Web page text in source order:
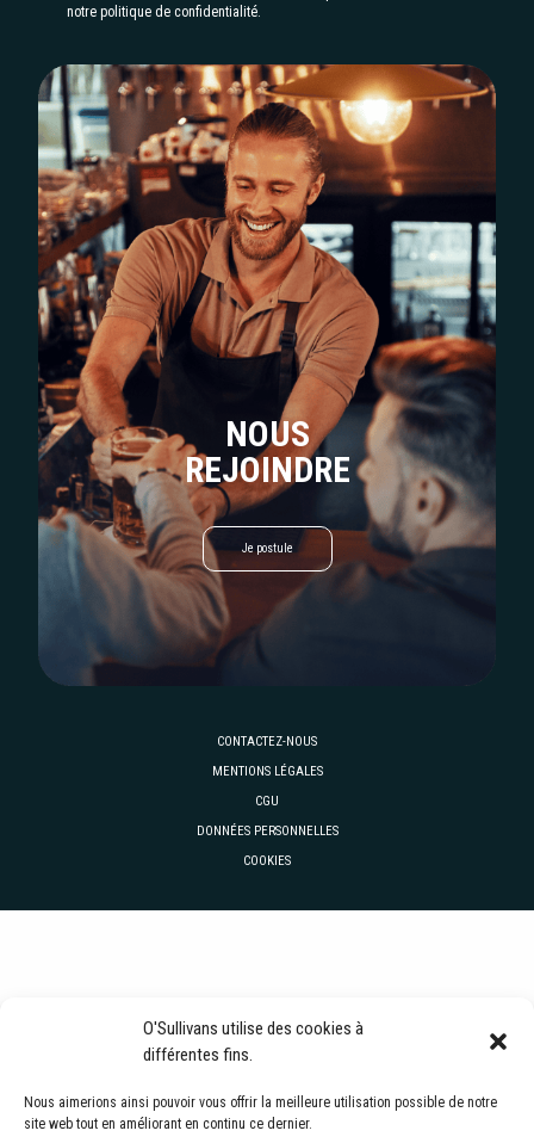
O'Sullivans utilise des cookies à
différentes fins.
Nous aimerions ainsi pouvoir vous offrir la meilleure utilisation possible de notre
site web tout en améliorant en continu ce dernier.
notre politique de confidentialité.
NOUS
REJOINDRE
Je postule
CONTACTEZ-NOUS
MENTIONS LÉGALES
CGU
DONNÉES PERSONNELLES
COOKIES